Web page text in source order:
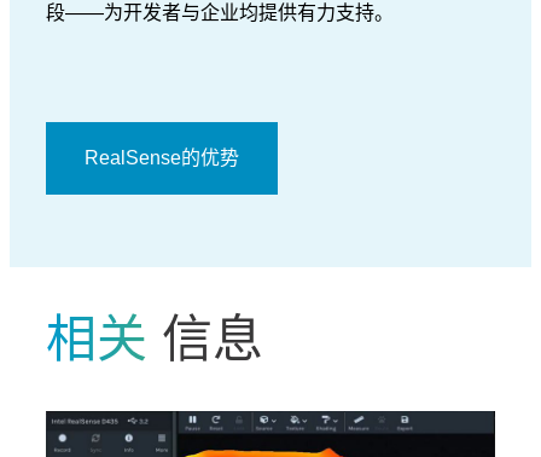
段——为开发者与企业均提供有力支持。
RealSense的优势
相关 信息